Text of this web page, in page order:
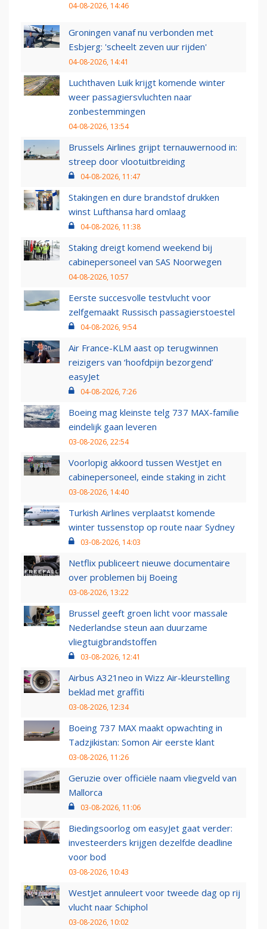
04-08-2026, 14:46
Groningen vanaf nu verbonden met
Esbjerg: 'scheelt zeven uur rijden'
04-08-2026, 14:41
Luchthaven Luik krijgt komende winter
weer passagiersvluchten naar
zonbestemmingen
04-08-2026, 13:54
Brussels Airlines grijpt ternauwernood in:
streep door vlootuitbreiding
04-08-2026, 11:47
Stakingen en dure brandstof drukken
winst Lufthansa hard omlaag
04-08-2026, 11:38
Staking dreigt komend weekend bij
cabinepersoneel van SAS Noorwegen
04-08-2026, 10:57
Eerste succesvolle testvlucht voor
zelfgemaakt Russisch passagierstoestel
04-08-2026, 9:54
Air France-KLM aast op terugwinnen
reizigers van ‘hoofdpijn bezorgend’
easyJet
04-08-2026, 7:26
Boeing mag kleinste telg 737 MAX-familie
eindelijk gaan leveren
03-08-2026, 22:54
Voorlopig akkoord tussen WestJet en
cabinepersoneel, einde staking in zicht
03-08-2026, 14:40
Turkish Airlines verplaatst komende
winter tussenstop op route naar Sydney
03-08-2026, 14:03
Netflix publiceert nieuwe documentaire
over problemen bij Boeing
03-08-2026, 13:22
Brussel geeft groen licht voor massale
Nederlandse steun aan duurzame
vliegtuigbrandstoffen
03-08-2026, 12:41
Airbus A321neo in Wizz Air-kleurstelling
beklad met graffiti
03-08-2026, 12:34
Boeing 737 MAX maakt opwachting in
Tadzjikistan: Somon Air eerste klant
03-08-2026, 11:26
Geruzie over officiële naam vliegveld van
Mallorca
03-08-2026, 11:06
Biedingsoorlog om easyJet gaat verder:
investeerders krijgen dezelfde deadline
voor bod
03-08-2026, 10:43
WestJet annuleert voor tweede dag op rij
vlucht naar Schiphol
03-08-2026, 10:02